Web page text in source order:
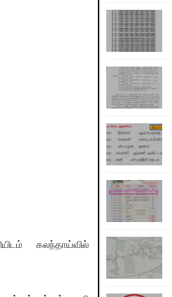
கலந்தாய்வில்